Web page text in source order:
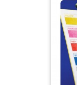
Προγραμματισμός
Delphi - Pascal